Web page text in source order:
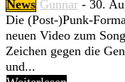
News Gunnar - 30.
Die (Post-)Punk-
neuen Video zum
Zeichen gegen die
und...